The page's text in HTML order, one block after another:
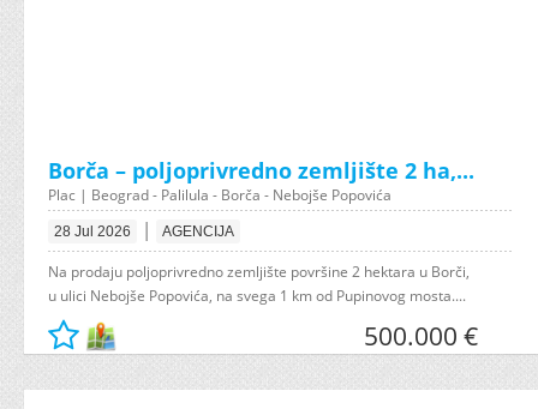
Borča – poljoprivredno zemljište 2 ha,...
Plac | Beograd - Palilula - Borča - Nebojše Popovića
28 Jul 2026 | AGENCIJA
Na prodaju poljoprivredno zemljište površine 2 hektara u Borči,
u ulici Nebojše Popovića, na svega 1 km od Pupinovog mosta....
500.000 €